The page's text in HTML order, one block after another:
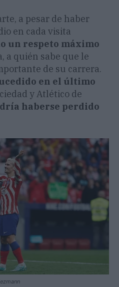
a pesar de haber
en cada visita
un respeto máximo
a quién sabe que le
de su carrera.
en el último
y Atlético de
haberse perdido